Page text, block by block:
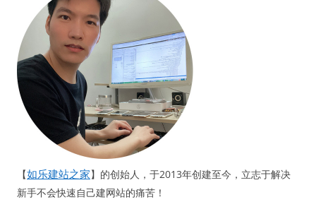
【如乐建站之家】的创始人，于2013年创建至今，立志于解决
新手不会快速自己建网站的痛苦！